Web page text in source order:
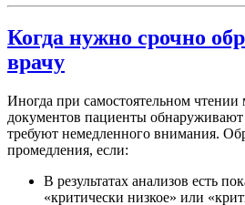
Когда нужно срочно
врачу
Иногда при самостоятельном
документов пациенты обнаруживают
требуют немедленного внимания.
промедления, если:
В результатах анализов есть
«критически низкое» или